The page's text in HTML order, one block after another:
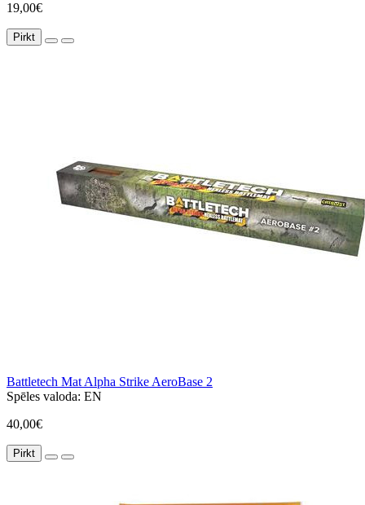
19,00€
Pirkt
Battletech Mat Alpha Strike AeroBase 2
Spēles valoda: EN
40,00€
Pirkt